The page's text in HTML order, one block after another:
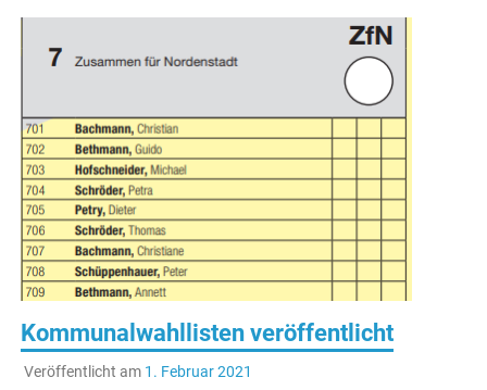
Kommunalwahllisten veröffentlicht
Veröffentlicht am 1. Februar 2021